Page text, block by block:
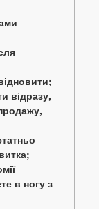
відразу,
в ногу з